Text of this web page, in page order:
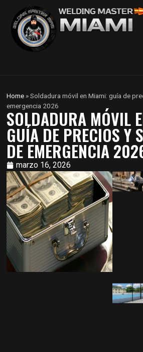
Home »Soldadura móvil en Miami: guía de
emergencia 2026
SOLDADURA MÓVIL
GUÍA DE PRECIOS Y
DE EMERGENCIA
marzo 16, 2026